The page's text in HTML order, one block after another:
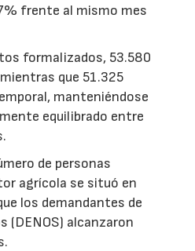
frente al mismo mes
formalizados, 53.580
que 51.325
manteniéndose
equilibrado entre
de personas
agrícola se situó en
los demandantes de
(DENOS) alcanzaron